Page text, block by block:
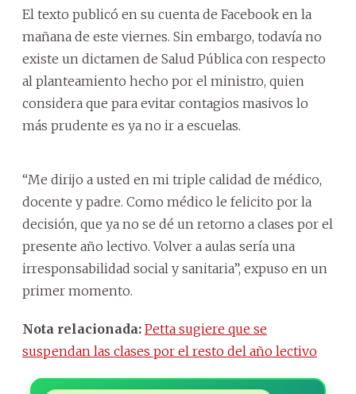
El texto publicó en su cuenta de Facebook en la
mañana de este viernes. Sin embargo, todavía no
existe un dictamen de Salud Pública con respecto
al planteamiento hecho por el ministro, quien
considera que para evitar contagios masivos lo
más prudente es ya no ir a escuelas.
“Me dirijo a usted en mi triple calidad de médico,
docente y padre. Como médico le felicito por la
decisión, que ya no se dé un retorno a clases por el
presente año lectivo. Volver a aulas sería una
irresponsabilidad social y sanitaria”, expuso en un
primer momento.
Nota relacionada: Petta sugiere que se
suspendan las clases por el resto del año lectivo